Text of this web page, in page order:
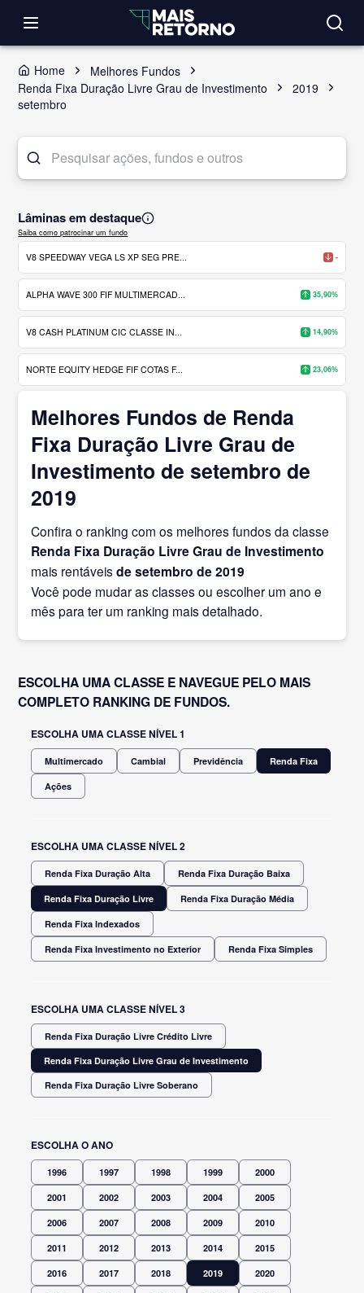
Home
Melhores Fundos
Renda Fixa Duração Livre Grau de Investimento
2019
setembro
Lâminas em destaque
Saiba como patrocinar um fundo
V8 SPEEDWAY VEGA LS XP SEG PRE... -
ALPHA WAVE 300 FIF MULTIMERCAD... 35,90%
V8 CASH PLATINUM CIC CLASSE IN... 14,90%
NORTE EQUITY HEDGE FIF COTAS F... 23,06%
Melhores Fundos de Renda
Fixa Duração Livre Grau de
Investimento de setembro de
2019
Confira o ranking com os melhores fundos da classe
Renda Fixa Duração Livre Grau de Investimento
mais rentáveisde setembro de 2019
Você pode mudar as classes ou escolher um ano e
mês para ter um ranking mais detalhado.
ESCOLHA UMA CLASSE E NAVEGUE PELO MAIS
COMPLETO RANKING DE FUNDOS.
ESCOLHA UMA CLASSE NÍVEL 1
Multimercado Cambial Previdência Renda Fixa
Ações
ESCOLHA UMA CLASSE NÍVEL 2
Renda Fixa Duração Alta Renda Fixa Duração Baixa
Renda Fixa Duração Livre Renda Fixa Duração Média
Renda Fixa Indexados
Renda Fixa Investimento no Exterior Renda Fixa Simples
ESCOLHA UMA CLASSE NÍVEL 3
Renda Fixa Duração Livre Crédito Livre
Renda Fixa Duração Livre Grau de Investimento
Renda Fixa Duração Livre Soberano
ESCOLHA O ANO
1996 1997 1998 1999 2000
2001 2002 2003 2004 2005
2006 2007 2008 2009 2010
2011 2012 2013 2014 2015
2016 2017 2018 2019 2020